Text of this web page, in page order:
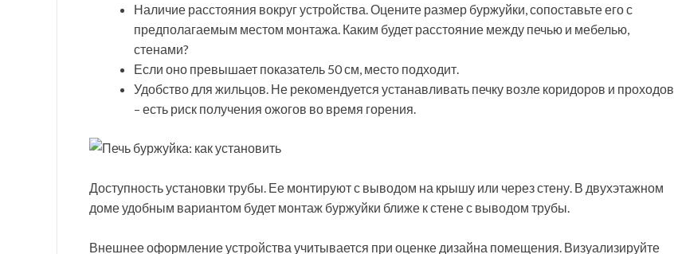
Наличие расстояния вокруг устройства. Оцените размер буржуйки, сопоставьте его с
предполагаемым местом монтажа. Каким будет расстояние между печью и мебелью,
стенами?
Если оно превышает показатель 50 см, место подходит.
Удобство для жильцов. Не рекомендуется устанавливать печку возле коридоров и проходов
– есть риск получения ожогов во время горения.
Доступность установки трубы. Ее монтируют с выводом на крышу или через стену. В двухэтажном
доме удобным вариантом будет монтаж буржуйки ближе к стене с выводом трубы.
Внешнее оформление устройства учитывается при оценке дизайна помещения. Визуализируйте